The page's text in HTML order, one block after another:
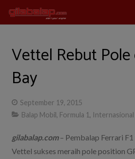
Balap Mobil
Balap Motor
About Us
Vettel Rebut
Bay
September 19, 2015
Balap Mobil, Formula 1 , Internasional
gilabalap.com– Pembalap Ferrari F1
Vettel sukses meraih pole position